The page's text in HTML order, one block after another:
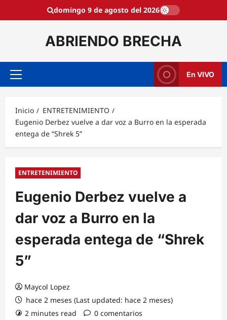
domingo 9 de agosto del 2026
ABRIENDO BRECHA
Menú
En VIVO
Inicio
ENTRETENIMIENTO
Eugenio Derbez vuelve a dar voz a Burro en la esperada
entega de “Shrek 5”
ENTRETENIMIENTO
Eugenio Derbez vuelve a
dar voz a Burro en la
esperada entega de “Shrek
5”
Maycol Lopez
hace 2 meses (Last updated: hace 2 meses)
2 minutes read
0 comentarios